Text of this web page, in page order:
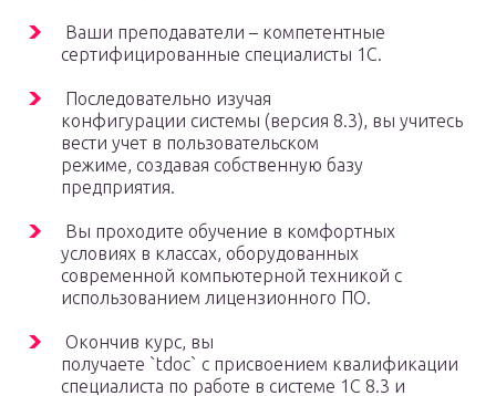
Ваши преподаватели – компетентные
сертифицированные специалисты 1С.
Последовательно изучая
конфигурации системы (версия 8.3), вы учитесь
вести учет в пользовательском
режиме, создавая собственную базу
предприятия.
Вы проходите обучение в комфортных
условиях в классах, оборудованных
современной компьютерной техникой с
использованием лицензионного ПО.
Окончив курс, вы
получаете `tdoc` с присвоением квалификации
специалиста по работе в системе 1С 8.3 и